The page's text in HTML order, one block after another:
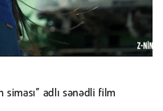
siması” adlı sənədli film